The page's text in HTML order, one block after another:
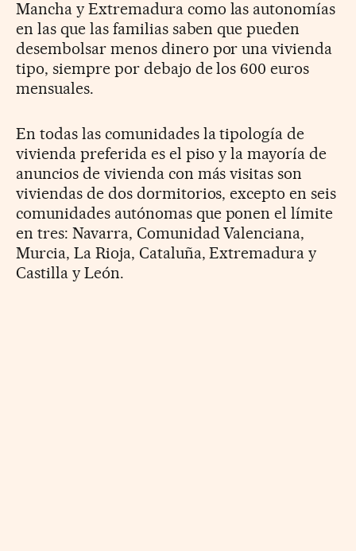
Mancha y Extremadura como las autonomías
en las que las familias saben que pueden
desembolsar menos dinero por una vivienda
tipo, siempre por debajo de los 600 euros
mensuales.
En todas las comunidades la tipología de
vivienda preferida es el piso y la mayoría de
anuncios de vivienda con más visitas son
viviendas de dos dormitorios, excepto en seis
comunidades autónomas que ponen el límite
en tres: Navarra, Comunidad Valenciana,
Murcia, La Rioja, Cataluña, Extremadura y
Castilla y León.